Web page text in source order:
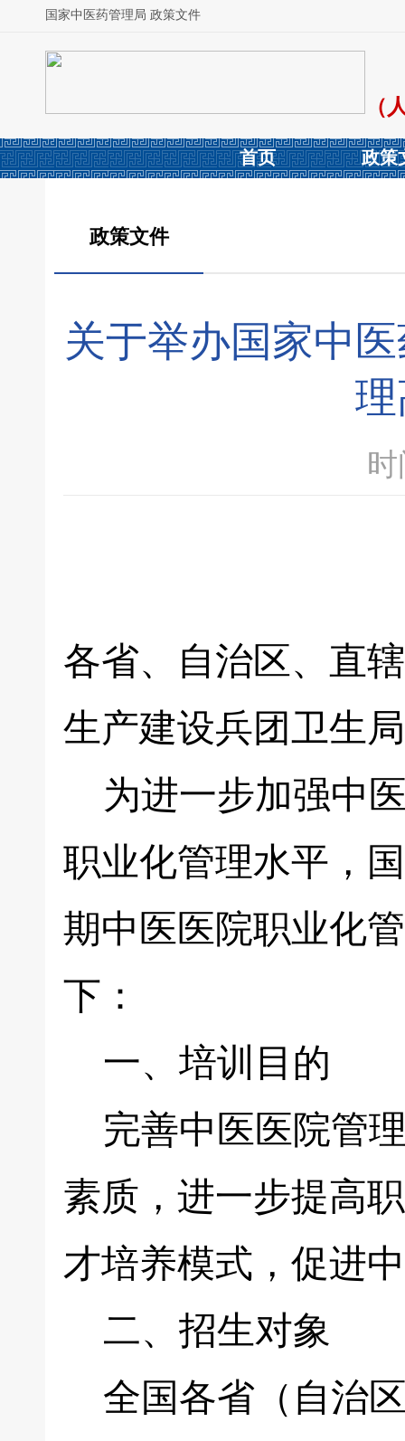
国家中医药管理局 政策文件
（
首页 政策
政策文件
关于举办国家中
各省、自治区、直
生产建设兵团卫生
为进一步加强中
职业化管理水平，
期中医医院职业化
下：
一、培训目的
完善中医医院管
素质，进一步提高
才培养模式，促进
二、招生对象
全国各省（自治